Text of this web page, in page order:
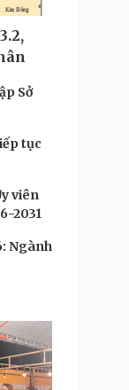
Sở
tục
viên
2031
Ngành